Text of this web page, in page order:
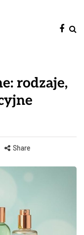
rodzaje,
Share